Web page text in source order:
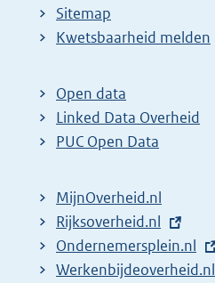
Sitemap
E
t
e
r
l
i
n
k
Kwetsbaarheid melden
Open data
Linked Data Overheid
PUC Open Data
MijnOverheid.nl
E
x
t
Rijksoverheid.nl
E
x
Ondernemersplein.nl
E
Werkenbijdeoverheid.nl